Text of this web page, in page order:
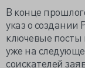
В конце
указ о создании
ключевые посты
уже на
соискателей